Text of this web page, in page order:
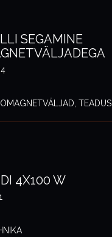
SEGAMINE
TEADUS
4X100 W